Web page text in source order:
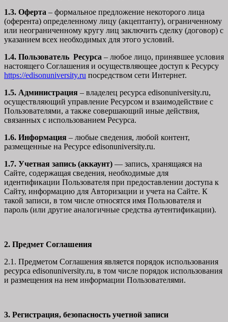
1.3. Оферта – формальное предложение некоторого лица
(оферента) определенному лицу (акцептанту), ограниченному
или неограниченному кругу лиц заключить сделку (договор) с
указанием всех необходимых для этого условий.
1.4. Пользователь Ресурса – любое лицо, принявшее условия
настоящего Соглашения и осуществляющее доступ к Ресурсу
https://edisonuniversity.ru посредством сети Интернет.
1.5. Администрация – владелец ресурса edisonuniversity.ru,
осуществляющий управление Ресурсом и взаимодействие с
Пользователями, а также совершающий иные действия,
связанных с использованием Ресурса.
1.6. Информация – любые сведения, любой контент,
размещенные на Ресурсе edisonuniversity.ru.
1.7. Учетная запись (аккаунт) — запись, хранящаяся на
Сайте, содержащая сведения, необходимые для
идентификации Пользователя при предоставлении доступа к
Сайту, информацию для Авторизации и учета на Сайте. К
такой записи, в том числе относятся имя Пользователя и
пароль (или другие аналогичные средства аутентификации).
2. Предмет Соглашения
2.1. Предметом Соглашения является порядок использования
ресурса edisonuniversity.ru, в том числе порядок использования
и размещения на нем информации Пользователями.
3. Регистрация, безопасность учетной записи